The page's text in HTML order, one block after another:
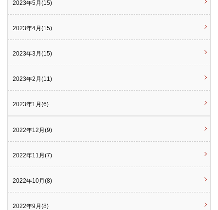
2023年5月(15)
2023年4月(15)
2023年3月(15)
2023年2月(11)
2023年1月(6)
2022年12月(9)
2022年11月(7)
2022年10月(8)
2022年9月(8)